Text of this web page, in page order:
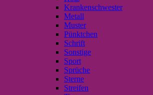
Krankenschwester
Metall
Muster
Pünktchen
Schrift
Sonstige
Sport
Sprüche
Sterne
Streifen